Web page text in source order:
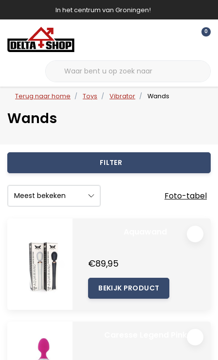
In het centrum van Groningen!
0
Terug naar home Toys Vibrator Wands
Wands
FILTER
Foto-tabel
€89,95
BEKIJK PRODUCT